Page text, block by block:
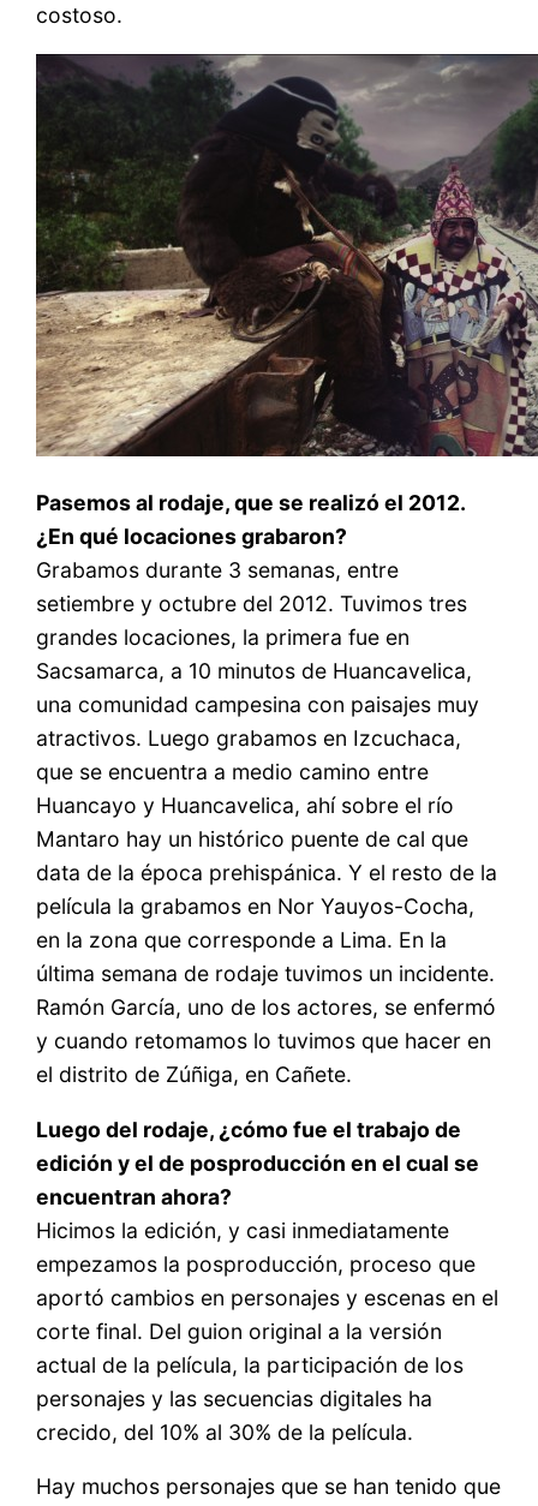
costoso.
Pasemos al rodaje, que se realizó el 2012.
¿En qué locaciones grabaron?
Grabamos durante 3 semanas, entre
setiembre y octubre del 2012. Tuvimos tres
grandes locaciones, la primera fue en
Sacsamarca, a 10 minutos de Huancavelica,
una comunidad campesina con paisajes muy
atractivos. Luego grabamos en Izcuchaca,
que se encuentra a medio camino entre
Huancayo y Huancavelica, ahí sobre el río
Mantaro hay un histórico puente de cal que
data de la época prehispánica. Y el resto de la
película la grabamos en Nor Yauyos-Cocha,
en la zona que corresponde a Lima. En la
última semana de rodaje tuvimos un incidente.
Ramón García, uno de los actores, se enfermó
y cuando retomamos lo tuvimos que hacer en
el distrito de Zúñiga, en Cañete.
Luego del rodaje, ¿cómo fue el trabajo de
edición y el de posproducción en el cual se
encuentran ahora?
Hicimos la edición, y casi inmediatamente
empezamos la posproducción, proceso que
aportó cambios en personajes y escenas en el
corte final. Del guion original a la versión
actual de la película, la participación de los
personajes y las secuencias digitales ha
crecido, del 10% al 30% de la película.
Hay muchos personajes que se han tenido que